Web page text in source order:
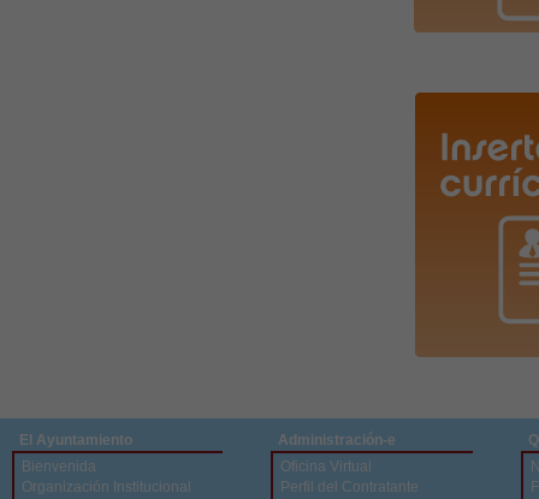
El Ayuntamiento
Bienvenida
Organización Institucional
Administración-e
Oficina Virtual
Perfil del Contratante